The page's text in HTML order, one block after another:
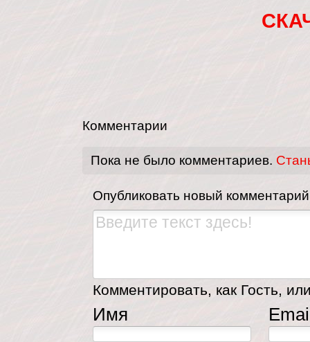
Комментарии
Пока не было комментариев.
Опубликовать новый комментарий
Комментировать, как Гость,
Имя